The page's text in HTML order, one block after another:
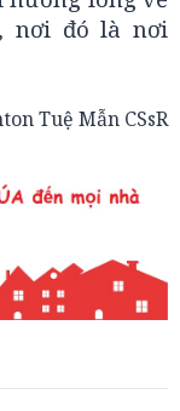
nơi đó là nơi
Tuệ Mẫn CSsR